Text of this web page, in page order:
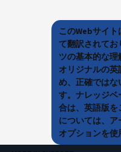
このWebサイ
て翻訳されてお
ツの基本的な理
オリジナルの
め、正確ではな
す。ナレッジベ
合は、英語版を
については、
オプションを使